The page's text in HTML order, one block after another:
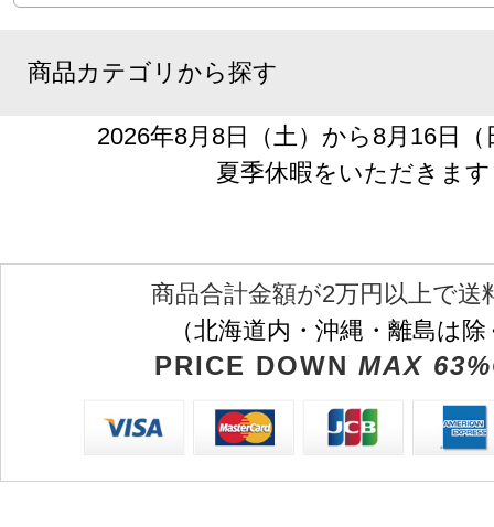
商品カテゴリから探す
2026年8月8日（土）から8月16日
夏季休暇をいただきます
商品合計金額が2万円以上で送
（北海道内・沖縄・離島は
PRICE DOWN MAX